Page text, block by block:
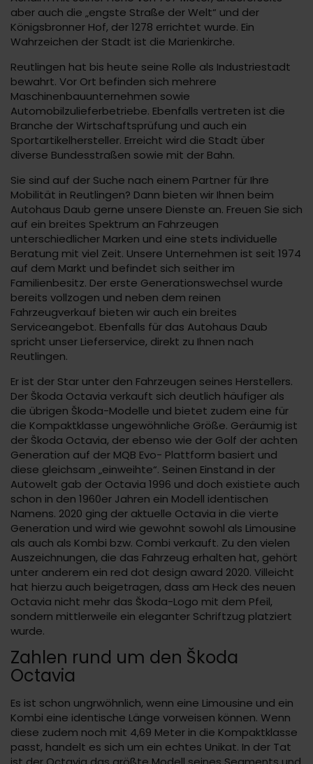
aber auch die „engste Straße der Welt“ und der
Königsbronner Hof, der 1278 errichtet wurde. Ein
Wahrzeichen der Stadt ist die Marienkirche.
Reutlingen hat bis heute seine Rolle als Industriestadt
bewahrt. Vor Ort befinden sich mehrere
Maschinenbauunternehmen sowie
Automobilzulieferbetriebe. Ebenfalls vertreten ist die
Branche der Wirtschaftsprüfung und auch ein
Sportartikelhersteller. Erreicht wird die Stadt über
diverse Bundesstraßen sowie mit der Bahn.
Sie sind auf der Suche nach einem Partner für Ihre
Mobilität in Reutlingen? Dann bieten wir Ihnen beim
Autohaus Daub gerne unsere Dienste an. Freuen Sie sich
auf ein breites Spektrum an Fahrzeugen
unterschiedlicher Marken und eine stets individuelle
Beratung mit viel Zeit. Unsere Unternehmen ist seit 1974
auf dem Markt und befindet sich seither im
Familienbesitz. Der erste Generationswechsel wurde
bereits vollzogen und neben dem reinen
Fahrzeugverkauf bieten wir auch ein breites
Serviceangebot. Ebenfalls für das Autohaus Daub
spricht unser Lieferservice, direkt zu Ihnen nach
Reutlingen.
Er ist der Star unter den Fahrzeugen seines Herstellers.
Der Škoda Octavia verkauft sich deutlich häufiger als
die übrigen Škoda-Modelle und bietet zudem eine für
die Kompaktklasse ungewöhnliche Größe. Geräumig ist
der Škoda Octavia, der ebenso wie der Golf der achten
Generation auf der MQB Evo- Plattform basiert und
diese gleichsam „einweihte“. Seinen Einstand in der
Autowelt gab der Octavia 1996 und doch existiete auch
schon in den 1960er Jahren ein Modell identischen
Namens. 2020 ging der aktuelle Octavia in die vierte
Generation und wird wie gewohnt sowohl als Limousine
als auch als Kombi bzw. Combi verkauft. Zu den vielen
Auszeichnungen, die das Fahrzeug erhalten hat, gehört
unter anderem ein red dot design award 2020. Villeicht
hat hierzu auch beigetragen, dass am Heck des neuen
Octavia nicht mehr das Škoda-Logo mit dem Pfeil,
sondern mittlerweile ein eleganter Schriftzug platziert
wurde.
Zahlen rund um den Škoda
Octavia
Es ist schon ungrwöhnlich, wenn eine Limousine und ein
Kombi eine identische Länge vorweisen können. Wenn
diese zudem noch mit 4,69 Meter in die Kompaktklasse
passt, handelt es sich um ein echtes Unikat. In der Tat